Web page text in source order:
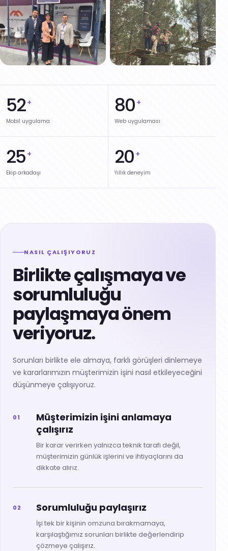
Mobil uygulama
52+
Web uygulaması
80 +
Ekip arkadaşı
25 +
Yıllık deneyim
20 +
NASIL ÇALIŞIYORUZ
Birlikte çalışmaya ve
sorumluluğu
paylaşmaya önem
veriyoruz.
Sorunları birlikte ele almaya, farklı görüşleri dinlemeye
ve kararlarımızın müşterimizin işini nasıl etkileyeceğini
düşünmeye çalışıyoruz.
01
Müşterimizin işini anlamaya
çalışırız
Bir karar verirken yalnızca teknik tarafı değil,
müşterimizin günlük işlerini ve ihtiyaçlarını da
dikkate alırız.
02 Sorumluluğu paylaşırız
İşi tek bir kişinin omzuna bırakmamaya,
karşılaştığımız sorunları birlikte değerlendirip
çözmeye çalışırız.